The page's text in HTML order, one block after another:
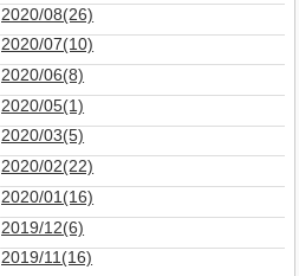
2020/08(26)
2020/07(10)
2020/06(8)
2020/05(1)
2020/03(5)
2020/02(22)
2020/01(16)
2019/12(6)
2019/11(16)